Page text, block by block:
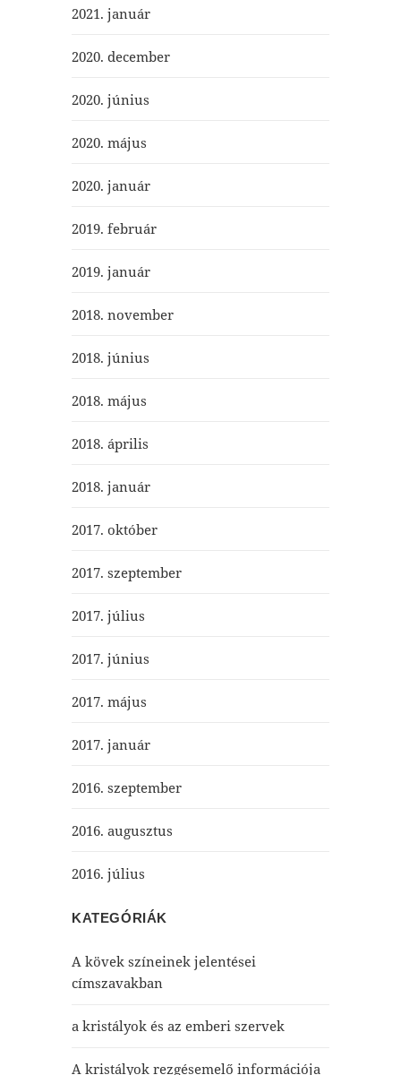
2021. január
2020. december
2020. június
2020. május
2020. január
2019. február
2019. január
2018. november
2018. június
2018. május
2018. április
2018. január
2017. október
2017. szeptember
2017. július
2017. június
2017. május
2017. január
2016. szeptember
2016. augusztus
2016. július
KATEGÓRIÁK
A kövek színeinek jelentései
címszavakban
a kristályok és az emberi szervek
A kristályok rezgésemelő információja